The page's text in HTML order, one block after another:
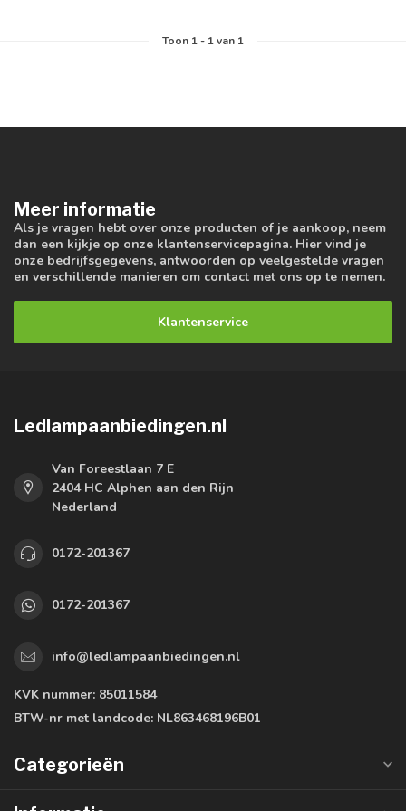
Toon 1- 1van 1
Meer informatie
Als je vragen hebt over onze producten of je aankoop, neem
dan een kijkje op onze klantenservicepagina. Hier vind je
onze bedrijfsgegevens, antwoorden op veelgestelde vragen
en verschillende manieren om contact met ons op te nemen.
Klantenservice
Ledlampaanbiedingen.nl
Van Foreestlaan 7 E
2404 HC Alphen aan den Rijn
Nederland
0172-201367
0172-201367
info@ledlampaanbiedingen.nl
KVK nummer: 85011584
BTW-nr met landcode: NL863468196B01
Categorieën